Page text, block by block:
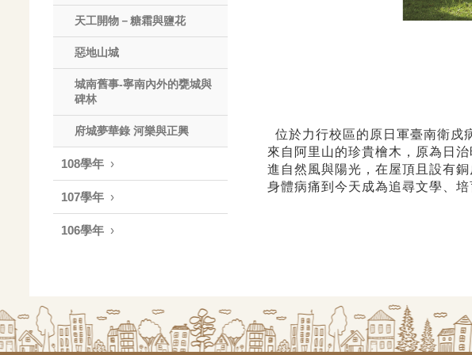
天工開物－糖霜與鹽花
惡地山城
城南舊事-寧南內外的甕城與
碑林
府城夢華錄 河樂與正興
108學年
107學年
106學年
位於力行校區的原日軍臺南衛戍
來自阿里山的珍貴檜木，原為日
進自然風與陽光，在屋頂且設有
身體病痛到今天成為追尋文學、培